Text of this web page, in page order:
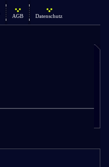
AGB Datenschutz